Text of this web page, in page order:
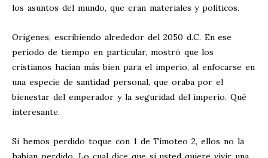
los asuntos del mundo, que eran materiales y políticos.
Orígenes, escribiendo alrededor del 2050 d.C. En ese
período de tiempo en particular, mostró que los
cristianos hacían más bien para el imperio, al enfocarse en
una especie de santidad personal, que oraba por el
bienestar del emperador y la seguridad del imperio. Qué
interesante.
Si hemos perdido toque con 1 de Timoteo 2, ellos no la